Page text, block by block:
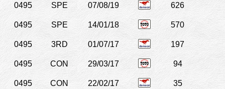
0495 SPE 07/08/19 626
0495 SPE 14/01/18 570
0495 3RD 01/07/17 197
0495 CON 29/03/17 94
0495 CON 22/02/17 35